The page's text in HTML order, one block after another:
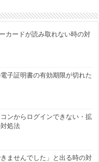
カードが読み取れない時の対
子証明書の有効期限が切れた
ンからログインできない・拡
処法
ませんでした」と出る時の対